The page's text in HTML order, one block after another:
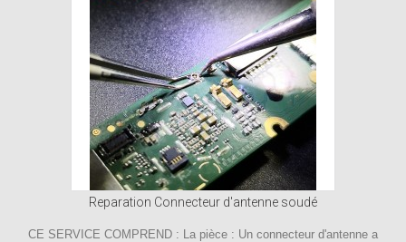
Reparation Connecteur d'antenne soudé
CE SERVICE COMPREND : La pièce : Un connecteur d'antenne a